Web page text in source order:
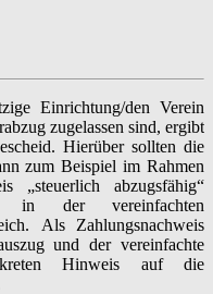
Einrichtung/den Verein
zugelassen sind, ergibt
Hierüber sollten die
zum Beispiel im Rahmen
„steuerlich abzugsfähig“
der vereinfachten
Als Zahlungsnachweis
und der vereinfachte
Hinweis auf die